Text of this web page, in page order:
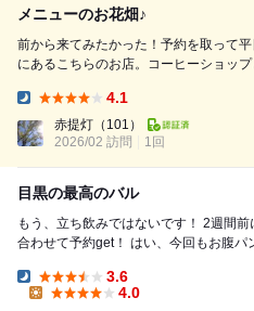
メニューのお花畑♪
前から来てみたかった！予約を取って平日の夜に
にあるこちらのお店。コーヒーショッ
張り巡らされたメニューに心躍ります♪ 注文はテーブルに用意された紙に
書いて注文しま...
4.1
赤提灯 （101）
2026/02 訪問
1回
目黒の最高のバル
もう、立ち飲みではないです！ 2週間前に予約が解放されるので、それに
合わせて予約get！ はい、今回もお腹パンパン！ 店内に入ると壁一面には
Dinner:
3.6
4.0